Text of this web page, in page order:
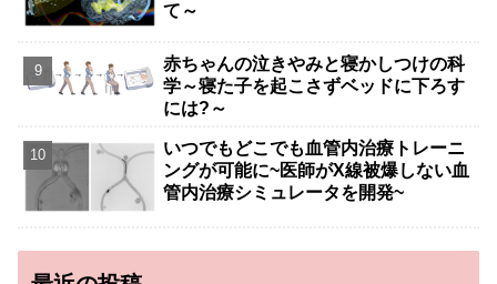
て～
赤ちゃんの泣きやみと寝かしつけの科
学～寝た子を起こさずベッドに下ろす
には?～
いつでもどこでも血管内治療トレーニ
ングが可能に~医師がX線被爆しない血
管内治療シミュレータを開発~